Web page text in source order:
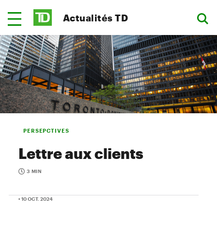
Actualités TD
PERSEPCTIVES
Lettre aux clients
3 MIN
• 10 OCT. 2024